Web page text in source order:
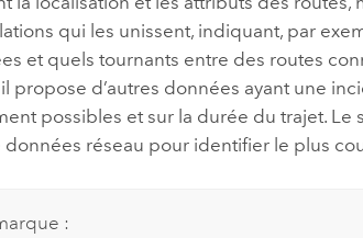
qui les unissent, indiquant, par
et quels tournants entre des routes
propose d’autres données ayant une
possibles et sur la durée du trajet. Le
données réseau pour identifier le plus
: